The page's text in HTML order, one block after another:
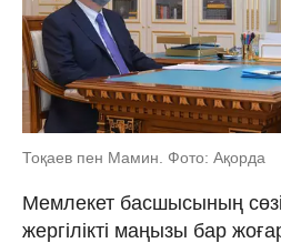
Тоқаев пен Мамин. Фото: Ақорда
Мемлекет басшысының
жергілікті маңызы бар